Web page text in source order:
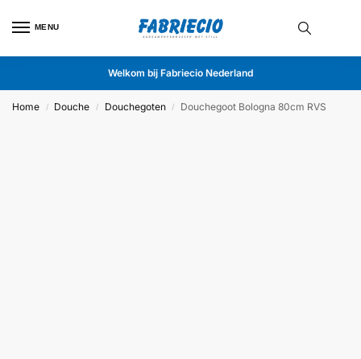
MENU
Welkom bij Fabriecio Nederland
Home / Douche / Douchegoten / Douchegoot Bologna 80cm RVS